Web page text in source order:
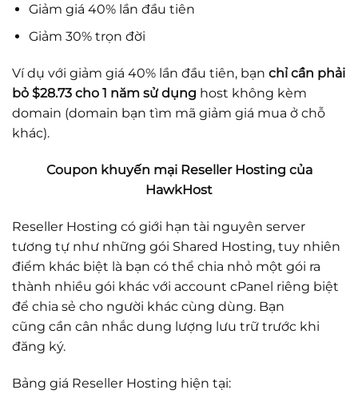
Giảm giá 40% lần đầu tiên
Giảm 30% trọn đời
Ví dụ với giảm giá 40% lần đầu tiên, bạn chỉ cần phải
bỏ $28.73 cho 1 năm sử dụng host không kèm
domain (domain bạn tìm mã giảm giá mua ở chỗ
khác).
Coupon khuyến mại Reseller Hosting của
HawkHost
Reseller Hosting có giới hạn tài nguyên server
tương tự như những gói Shared Hosting, tuy nhiên
điểm khác biệt là bạn có thể chia nhỏ một gói ra
thành nhiều gói khác với account cPanel riêng biệt
để chia sẻ cho người khác cùng dùng. Bạn
cũng cần cân nhắc dung lượng lưu trữ trước khi
đăng ký.
Bảng giá Reseller Hosting hiện tại: